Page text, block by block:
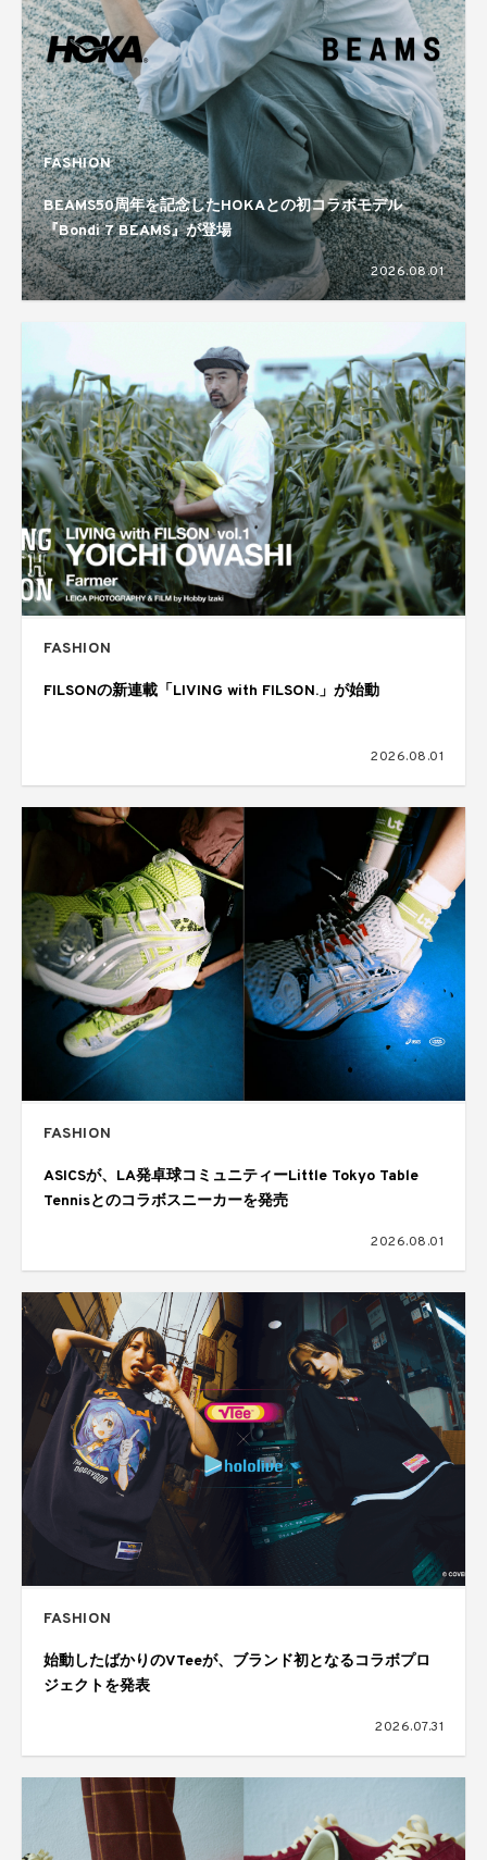
FASHION
BEAMS50周年を記念したHOKAとの初コラボモデル
『Bondi 7 BEAMS』が登場
2026.08.01
FASHION
FILSONの新連載「LIVING with FILSON.」が始動
2026.08.01
FASHION
ASICSが、LA発卓球コミュニティーLittle Tokyo Table
Tennisとのコラボスニーカーを発売
2026.08.01
FASHION
始動したばかりのVTeeが、ブランド初となるコラボプロ
ジェクトを発表
2026.07.31